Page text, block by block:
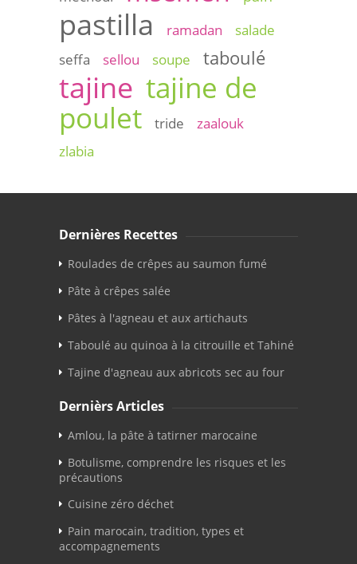
pastilla ramadan
salade
seffa
sellou soupe taboulé
tajine tajine de
poulet
tride
zaalouk
zlabia
Dernières Recettes
Roulades de crêpes au saumon fumé
Pâte à crêpes salée
Pâtes à l'agneau et aux artichauts
Taboulé au quinoa à la citrouille et Tahiné
Tajine d'agneau aux abricots sec au four
Dernièrs Articles
Amlou, la pâte à tatirner marocaine
Botulisme, comprendre les risques et les
précautions
Cuisine zéro déchet
Pain marocain, tradition, types et
accompagnements